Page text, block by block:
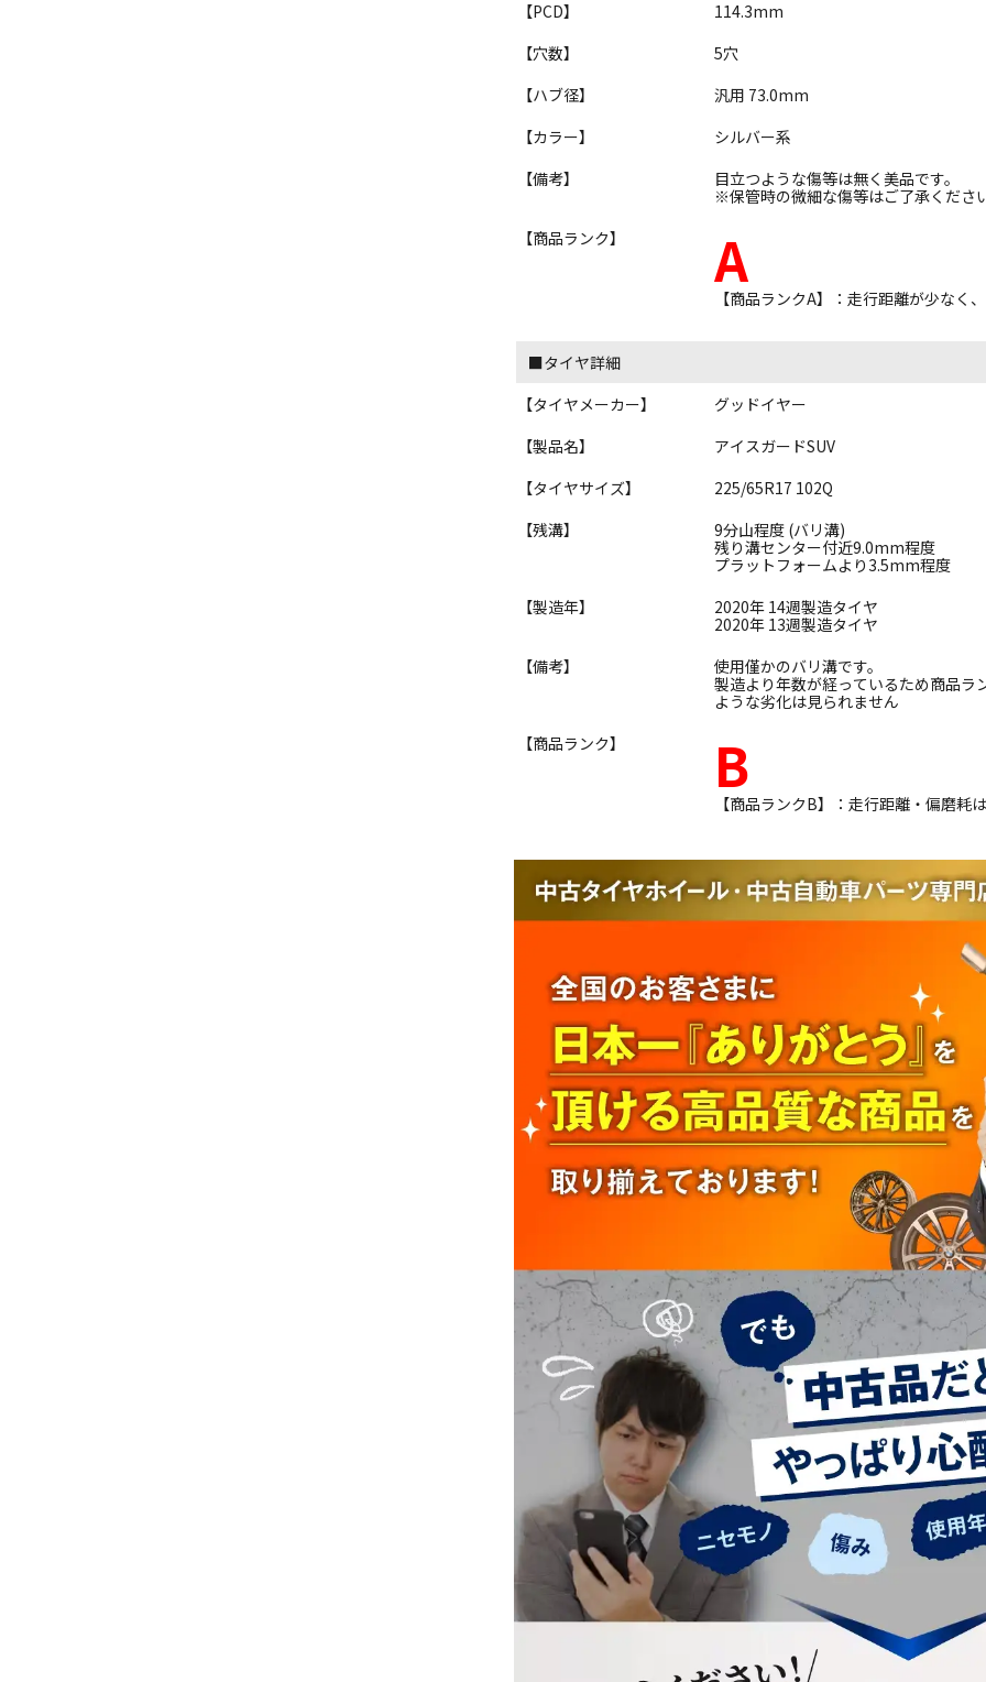
【PCD】
114.3mm
【穴数】
5穴
【ハブ径】
汎用 73.0mm
【カラー】
シルバー系
【備考】
目立つような傷等は無く美品です。
※保管時の微細な傷等はご了承くださ
【商品ランク】
A
【商品ランクA】：走行距離が少なく
■タイヤ詳細
【タイヤメーカー】
グッドイヤー
【製品名】
アイスガードSUV
【タイヤサイズ】
225/65R17 102Q
【残溝】
9分山程度 (バリ溝)
残り溝センター付近9.0mm程度
プラットフォームより3.5mm程度
【製造年】
2020年 14週製造タイヤ
2020年 13週製造タイヤ
【備考】
使用僅かのバリ溝です。
製造より年数が経っているため商品
ような劣化は見られません
【商品ランク】
B
【商品ランクB】：走行距離・偏磨